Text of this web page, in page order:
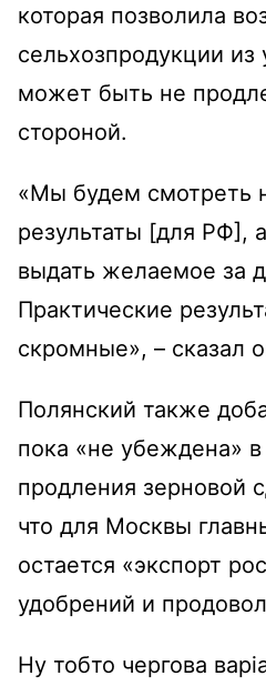
которая позволила
сельхозпродукции из
может быть не
стороной.
«Мы будем смотреть
результаты [для РФ],
выдать желаемое за
Практические
скромные», – сказал
Полянский также
пока «не убеждена»
продления зерновой
что для Москвы
остается «экспорт
удобрений и
Ну тобто чергова